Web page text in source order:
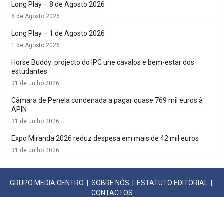
Long Play – 8 de Agosto 2026
8 de Agosto 2026
Long Play – 1 de Agosto 2026
1 de Agosto 2026
Horse Buddy: projecto do IPC une cavalos e bem-estar dos
estudantes
31 de Julho 2026
Câmara de Penela condenada a pagar quase 769 mil euros à
APIN
31 de Julho 2026
Expo Miranda 2026 reduz despesa em mais de 42 mil euros
31 de Julho 2026
GRUPO MEDIA CENTRO SOBRE NÓS ESTATUTO EDITORIAL
CONTACTOS